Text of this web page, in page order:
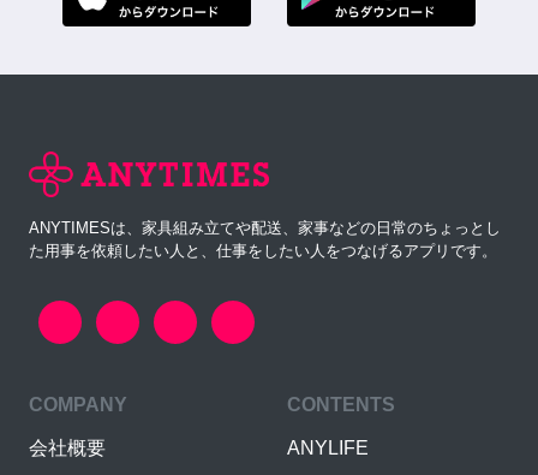
ANYTIMESは、家具組み立てや配送、家事などの日常のちょっとし
た用事を依頼したい人と、仕事をしたい人をつなげるアプリです。
COMPANY
会社概要
CONTENTS
ANYLIFE